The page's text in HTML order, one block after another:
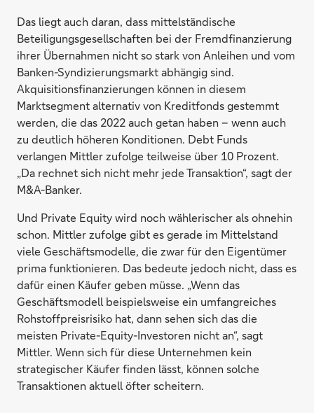
Das liegt auch daran, dass mittelständische
Beteiligungsgesellschaften bei der Fremdfinanzierung
ihrer Übernahmen nicht so stark von Anleihen und vom
Banken-Syndizierungsmarkt abhängig sind.
Akquisitionsfinanzierungen können in diesem
Marktsegment alternativ von Kreditfonds gestemmt
werden, die das 2022 auch getan haben – wenn auch
zu deutlich höheren Konditionen. Debt Funds
verlangen Mittler zufolge teilweise über 10 Prozent.
„Da rechnet sich nicht mehr jede Transaktion“, sagt der
M&A-Banker.
Und Private Equity wird noch wählerischer als ohnehin
schon. Mittler zufolge gibt es gerade im Mittelstand
viele Geschäftsmodelle, die zwar für den Eigentümer
prima funktionieren. Das bedeute jedoch nicht, dass es
dafür einen Käufer geben müsse. „Wenn das
Geschäftsmodell beispielsweise ein umfangreiches
Rohstoffpreisrisiko hat, dann sehen sich das die
meisten Private-Equity-Investoren nicht an“, sagt
Mittler. Wenn sich für diese Unternehmen kein
strategischer Käufer finden lässt, können solche
Transaktionen aktuell öfter scheitern.